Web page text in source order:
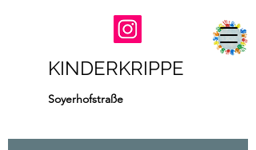
KINDERKRIPPE
Soyerhofstraße